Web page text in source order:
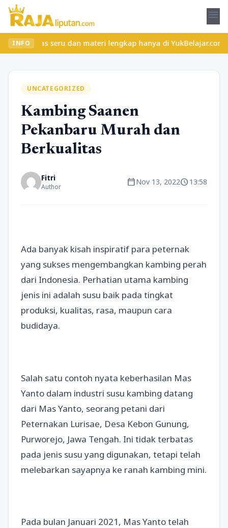
menu
INFO
seru dan materi lengkap hanya di YukBelajar.com. Mulai
UNCATEGORIZED
Kambing Saanen
Pekanbaru Murah dan
Berkualitas
Fitri
Author calendar_todayNov 13, 2022schedule13:58
Ada banyak kisah inspiratif para peternak
yang sukses mengembangkan kambing perah
dari Indonesia. Perhatian utama kambing
jenis ini adalah susu baik pada tingkat
produksi, kualitas, rasa, maupun cara
budidaya.
Salah satu contoh nyata keberhasilan Mas
Yanto dalam industri susu kambing datang
dari Mas Yanto, seorang petani dari
Peternakan Lurisae, Desa Kebon Gunung,
Purworejo, Jawa Tengah. Ini tidak terbatas
pada jenis susu yang digunakan, tetapi telah
melebarkan sayapnya ke ranah kambing mini.
Pada bulan Januari 2021, Mas Yanto telah